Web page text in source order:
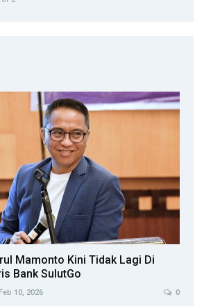
Mamonto Kini Tidak Lagi Di
Bank SulutGo
Feb 10, 2026 0